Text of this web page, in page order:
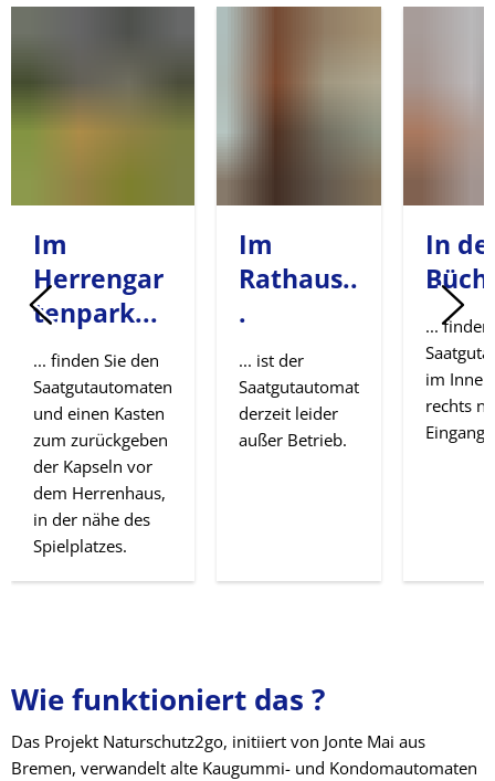
Im
Herrengar
tenpark...
... finden Sie den
Saatgutautomaten
und einen Kasten
zum zurückgeben
der Kapseln vor
dem Herrenhaus,
in der nähe des
Spielplatzes.
Im
Rathaus..
.
... ist der
Saatgutautomat
derzeit leider
außer Betrieb.
In
...
im
rechts
Wie funktioniert das ?
Das Projekt Naturschutz2go, initiiert von Jonte Mai aus
Bremen, verwandelt alte Kaugummi- und Kondomautomaten